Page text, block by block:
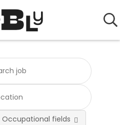
Occupational fields